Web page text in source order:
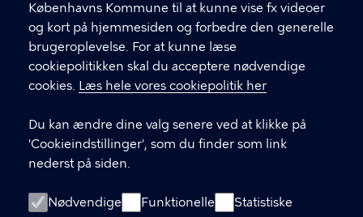
Københavns Kommune til at kunne vise fx videoer
og kort på hjemmesiden og forbedre den generelle
brugeroplevelse. For at kunne læse
cookiepolitikken skal du acceptere nødvendige
cookies. Læs hele vores cookiepolitik her
Du kan ændre dine valg senere ved at klikke på
'Cookieindstillinger', som du finder som link
nederst på siden.
Nødvendige Funktionelle Statistiske
CVR-nummer64942212
GENVEJE
Digital Post
Databeskyttelse